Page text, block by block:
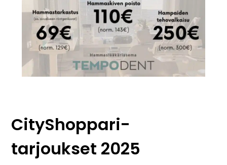
CityShoppari-
tarjoukset 2025